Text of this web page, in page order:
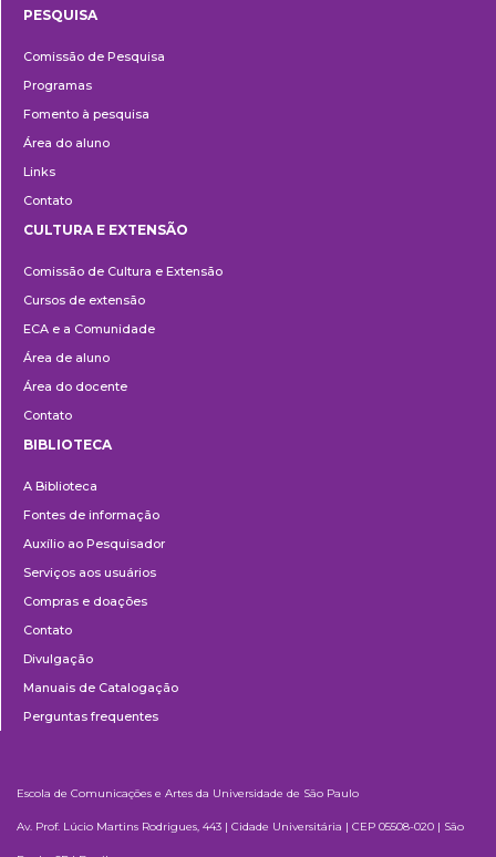
PESQUISA
Comissão de Pesquisa
Programas
Fomento à pesquisa
Área do aluno
Links
Contato
e
Extensão
CULTURA E EXTENSÃO
Comissão de Cultura e Extensão
Cursos de extensão
ECA e a Comunidade
Área de aluno
Área do docente
Contato
BIBLIOTECA
A Biblioteca
Fontes de informação
Auxílio ao Pesquisador
Serviços aos usuários
Compras e doações
Contato
Divulgação
Manuais de Catalogação
Perguntas frequentes
Escola de Comunicações e Artes da Universidade de São Paulo
Av. Prof. Lúcio Martins Rodrigues, 443 | Cidade Universitária | CEP 05508-020 | São